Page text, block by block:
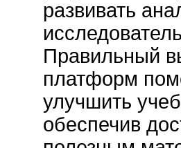
развивать
Правильный
платформ
улучшить
обеспечив